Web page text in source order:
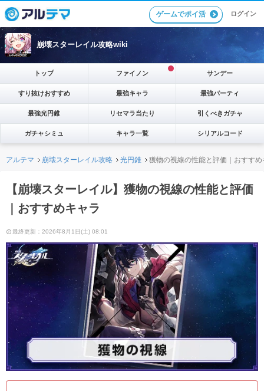
ゲームでポイ活 ログイン
崩壊スターレイル攻略wiki
トップ ファイノン サンデー
すり抜けおすすめ 最強キャラ 最強パーティ
最強光円錐 リセマラ当たり 引くべきガチャ
ガチャシミュ キャラ一覧 シリアルコード
アルテマ 崩壊スターレイル攻略 光円錐 獲物の視線の性能と評価｜おすすめ
【崩壊スターレイル】獲物の視線の性能と評価
｜おすすめキャラ
最終更新：2026年8月1日(土) 08:01